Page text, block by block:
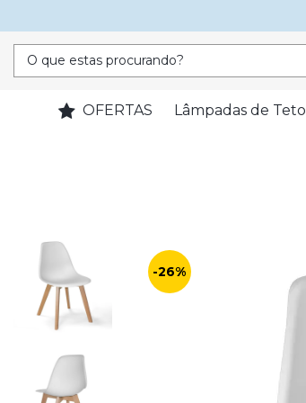
OFERTAS Lâmpadas de Teto
-26%